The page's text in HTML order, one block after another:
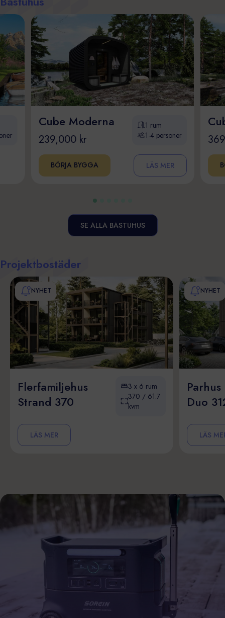
Cube Moderna
239,000 kr
1 rum
1-4 personer
BÖRJA BYGGA LÄS MER
SE ALLA BASTUHUS
Projektbostäder
NYHET
Flerfamiljehus
Strand 370
3 x 6 rum
370 / 61.7
kvm
LÄS MER
NYHET
Duo
LÄS